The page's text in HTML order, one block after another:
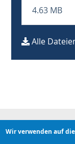
4.63 MB
Alle
Wir verwenden auf